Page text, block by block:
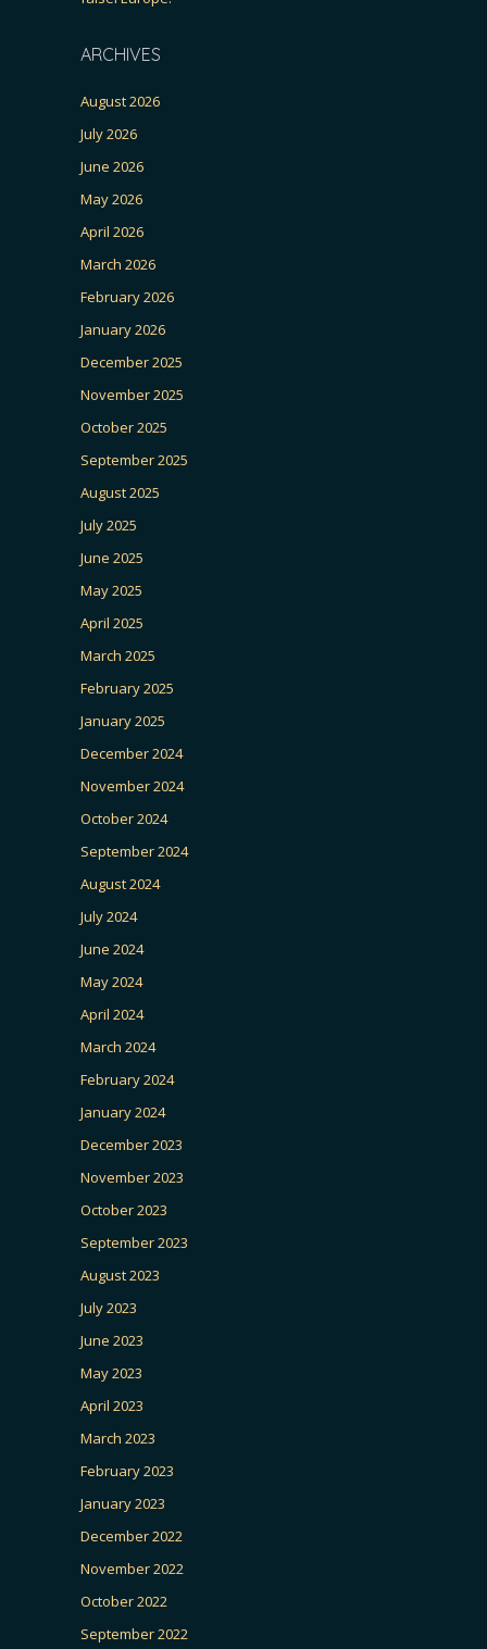
ARCHIVES
August 2026
July 2026
June 2026
May 2026
April 2026
March 2026
February 2026
January 2026
December 2025
November 2025
October 2025
September 2025
August 2025
July 2025
June 2025
May 2025
April 2025
March 2025
February 2025
January 2025
December 2024
November 2024
October 2024
September 2024
August 2024
July 2024
June 2024
May 2024
April 2024
March 2024
February 2024
January 2024
December 2023
November 2023
October 2023
September 2023
August 2023
July 2023
June 2023
May 2023
April 2023
March 2023
February 2023
January 2023
December 2022
November 2022
October 2022
September 2022